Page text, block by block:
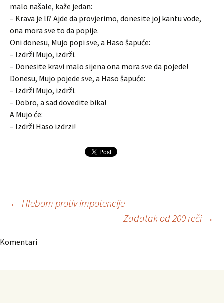
malo našale, kaže jedan:
– Krava je li? Ajde da provjerimo, donesite joj kantu vode,
ona mora sve to da popije.
Oni donesu, Mujo popi sve, a Haso šapuće:
– Izdrži Mujo, izdrži.
– Donesite kravi malo sijena ona mora sve da pojede!
Donesu, Mujo pojede sve, a Haso šapuće:
– Izdrži Mujo, izdrži.
– Dobro, a sad dovedite bika!
A Mujo će:
– Izdrži Haso izdrzi!
Navigacija
članaka
← Hlebom protiv impotencije
Zadatak od 200 reči →
Komentari